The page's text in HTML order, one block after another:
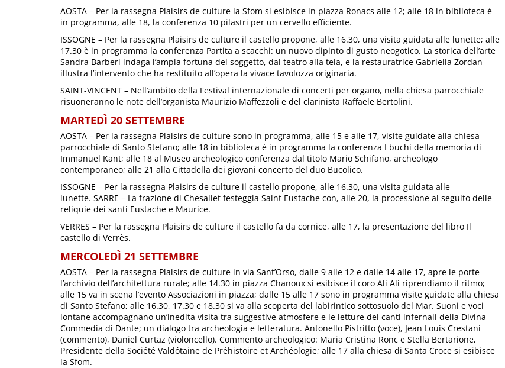
AOSTA – Per la rassegna Plaisirs de culture la Sfom si esibisce in piazza Ronacs alle 12; alle 18 in biblioteca è
in programma, alle 18, la conferenza 10 pilastri per un cervello efficiente.
ISSOGNE – Per la rassegna Plaisirs de culture il castello propone, alle 16.30, una visita guidata alle lunette; alle
17.30 è in programma la conferenza Partita a scacchi: un nuovo dipinto di gusto neogotico. La storica dell’arte
Sandra Barberi indaga l’ampia fortuna del soggetto, dal teatro alla tela, e la restauratrice Gabriella Zordan
illustra l’intervento che ha restituito all’opera la vivace tavolozza originaria.
SAINT-VINCENT – Nell’ambito della Festival internazionale di concerti per organo, nella chiesa parrocchiale
risuoneranno le note dell’organista Maurizio Maffezzoli e del clarinista Raffaele Bertolini.
MARTEDÌ 20 SETTEMBRE
AOSTA – Per la rassegna Plaisirs de culture sono in programma, alle 15 e alle 17, visite guidate alla chiesa
parrocchiale di Santo Stefano; alle 18 in biblioteca è in programma la conferenza I buchi della memoria di
Immanuel Kant; alle 18 al Museo archeologico conferenza dal titolo Mario Schifano, archeologo
contemporaneo; alle 21 alla Cittadella dei giovani concerto del duo Bucolico.
ISSOGNE – Per la rassegna Plaisirs de culture il castello propone, alle 16.30, una visita guidata alle
lunette. SARRE – La frazione di Chesallet festeggia Saint Eustache con, alle 20, la processione al seguito delle
reliquie dei santi Eustache e Maurice.
VERRES – Per la rassegna Plaisirs de culture il castello fa da cornice, alle 17, la presentazione del libro Il
castello di Verrès.
MERCOLEDÌ 21 SETTEMBRE
AOSTA – Per la rassegna Plaisirs de culture in via Sant’Orso, dalle 9 alle 12 e dalle 14 alle 17, apre le porte
l’archivio dell’architettura rurale; alle 14.30 in piazza Chanoux si esibisce il coro Ali Ali riprendiamo il ritmo;
alle 15 va in scena l’evento Associazioni in piazza; dalle 15 alle 17 sono in programma visite guidate alla chiesa
di Santo Stefano; alle 16.30, 17.30 e 18.30 si va alla scoperta del labirintico sottosuolo del Mar. Suoni e voci
lontane accompagnano un’inedita visita tra suggestive atmosfere e le letture dei canti infernali della Divina
Commedia di Dante; un dialogo tra archeologia e letteratura. Antonello Pistritto (voce), Jean Louis Crestani
(commento), Daniel Curtaz (violoncello). Commento archeologico: Maria Cristina Ronc e Stella Bertarione,
Presidente della Société Valdôtaine de Préhistoire et Archéologie; alle 17 alla chiesa di Santa Croce si esibisce
la Sfom.